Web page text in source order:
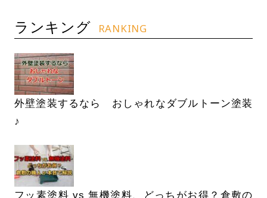
ランキング RANKING
外壁塗装するなら おしゃれなダブルトーン塗装
♪
フッ素塗料 vs 無機塗料、どっちがお得？倉敷の